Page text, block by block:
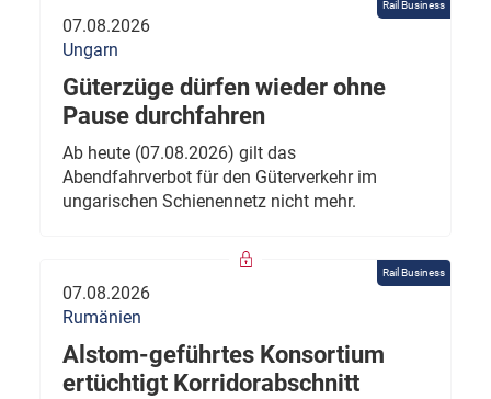
Rail Business
07.08.2026
Ungarn
Güterzüge dürfen wieder ohne
Pause durchfahren
Ab heute (07.08.2026) gilt das
Abendfahrverbot für den Güterverkehr im
ungarischen Schienennetz nicht mehr.
Rail Business
07.08.2026
Rumänien
Alstom-geführtes Konsortium
ertüchtigt Korridorabschnitt